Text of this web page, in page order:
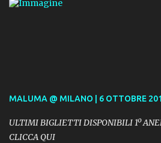
MALUMA @ MILANO | 6 OTTOBRE
ULTIMI BIGLIETTI DISPONIBILI 1º
CLICCA QUI